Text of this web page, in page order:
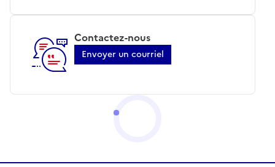
Contactez-nous
Envoyer un courriel